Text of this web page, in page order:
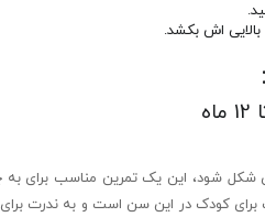
بالایی اش بکشد.
جذاب برای کودک در این سن است و به